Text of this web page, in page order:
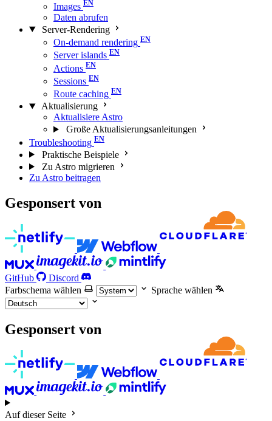
Images
Daten abrufen
Server-Rendering
On-demand rendering
Server islands
Actions
Sessions
Route caching
Aktualisierung
Aktualisiere Astro
Große Aktualisierungs­anleitungen
Troubleshooting
Praktische Beispiele
Zu Astro migrieren
Zu Astro beitragen
Gesponsert von
GitHub
Discord
Farbschema wählen
Sprache wählen
Gesponsert von
Auf dieser Seite